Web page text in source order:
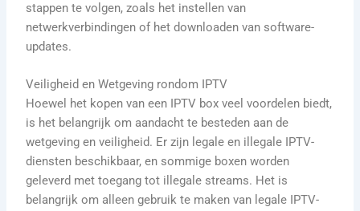
stappen te volgen, zoals het instellen van
netwerkverbindingen of het downloaden van software-
updates.
Veiligheid en Wetgeving rondom IPTV
Hoewel het kopen van een IPTV box veel voordelen biedt,
is het belangrijk om aandacht te besteden aan de
wetgeving en veiligheid. Er zijn legale en illegale IPTV-
diensten beschikbaar, en sommige boxen worden
geleverd met toegang tot illegale streams. Het is
belangrijk om alleen gebruik te maken van legale IPTV-